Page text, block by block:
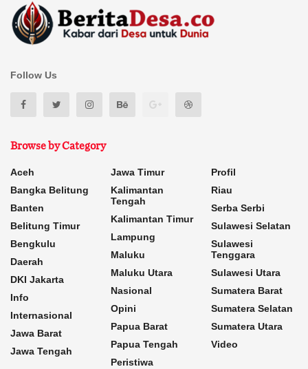
Follow Us
Browse by Category
Aceh
Bangka Belitung
Banten
Belitung Timur
Bengkulu
Daerah
DKI Jakarta
Info
Internasional
Jawa Barat
Jawa Tengah
Jawa Timur
Kalimantan
Tengah
Kalimantan Timur
Lampung
Maluku
Maluku Utara
Nasional
Opini
Papua Barat
Papua Tengah
Peristiwa
Profil
Riau
Serba Serbi
Sulawesi Selatan
Sulawesi
Tenggara
Sulawesi Utara
Sumatera Barat
Sumatera Selatan
Sumatera Utara
Video